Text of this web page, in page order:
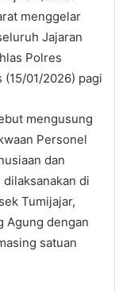
menggelar
Jajaran
Polres
(15/01/2026) pagi
mengusung
Personel
dan
dilaksanakan di
Tumijajar,
Agung dengan
satuan